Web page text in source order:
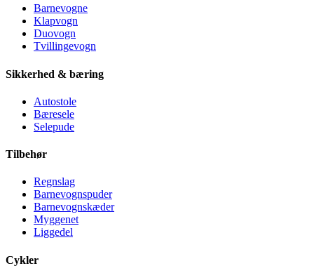
Barnevogne
Klapvogn
Duovogn
Tvillingevogn
Sikkerhed & bæring
Autostole
Bæresele
Selepude
Tilbehør
Regnslag
Barnevognspuder
Barnevognskæder
Myggenet
Liggedel
Cykler